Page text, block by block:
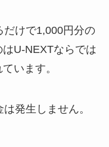
だけで1,000円分の
U-NEXTならでは
います。
発生しません。